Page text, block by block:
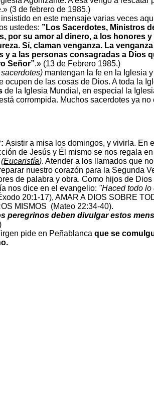
(3 de febrero de 1985.)
en este mensaje varias veces
ustedes: ”Los Sacerdotes, Ministros
por su amor al dinero, a los honores
Sí, claman venganza. La
y a las personas consagradas a Dios
Señor”.» (13 de Febrero 1985.)
mantengan la fe en la Iglesia
ocupen de las cosas de Dios. A toda la
de la Iglesia Mundial, en especial la
corrompida. Muchos sacerdotes ya
Asistir a misa los domingos, y vivirla. En
de Jesús y Él mismo se nos regala
(Eucaristía). Atender a los llamados que
nuestro corazón para la Segunda
de palabra y obra. Como hijos de
nos dice en el evangelio: "Haced todo
20:1-17), AMAR A DIOS SOBRE
MISMOS (Mateo 22:34-40).
peregrinos deben divulgar estos
pide en Peñablanca que se